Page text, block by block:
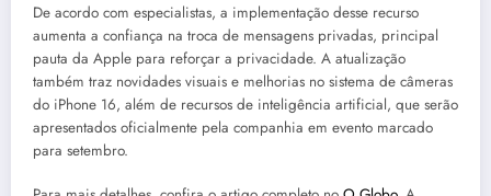
De acordo com especialistas, a implementação desse recurso
aumenta a confiança na troca de mensagens privadas, principal
pauta da Apple para reforçar a privacidade. A atualização
também traz novidades visuais e melhorias no sistema de câmeras
do iPhone 16, além de recursos de inteligência artificial, que serão
apresentados oficialmente pela companhia em evento marcado
para setembro.